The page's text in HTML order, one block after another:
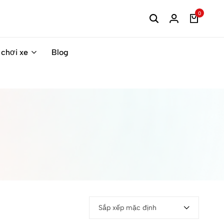
0
xe Blog
Sắp xếp mặc định